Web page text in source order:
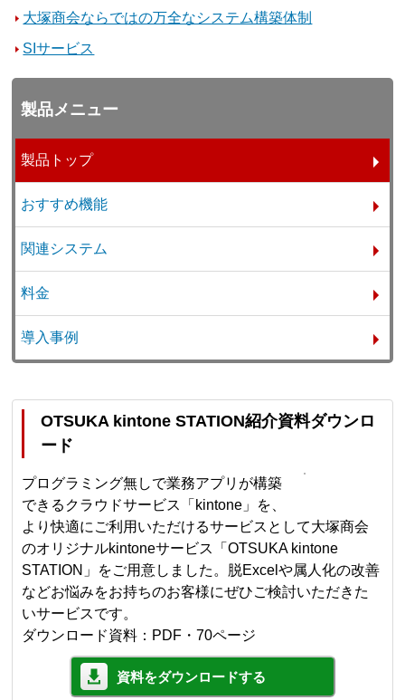
大塚商会ならではの万全なシステム構築体制
SIサービス
製品メニュー
製品トップ
おすすめ機能
関連システム
料金
導入事例
OTSUKA kintone STATION紹介資料ダウンロ
ード
プログラミング無しで業務アプリが構築
できるクラウドサービス「kintone」を、
より快適にご利用いただけるサービスとして大塚商会
のオリジナルkintoneサービス「OTSUKA kintone
STATION」をご用意しました。脱Excelや属人化の改善
などお悩みをお持ちのお客様にぜひご検討いただきた
いサービスです。
ダウンロード資料：PDF・70ページ
資料をダウンロードする